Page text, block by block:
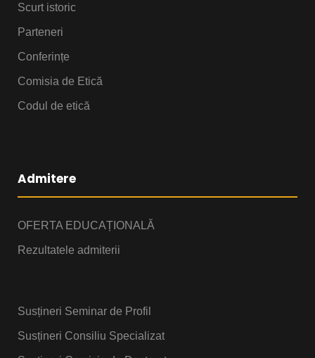
Scurt istoric
Parteneri
Conferințe
Comisia de Etică
Codul de etică
Admitere
OFERTA EDUCAȚIONALĂ
Rezultatele admiterii
Susțineri Seminar de Profil
Susțineri Consiliu Specializat